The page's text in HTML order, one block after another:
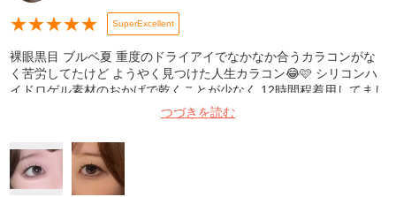
★★★★★ SuperExcellent
裸眼黒目 ブルベ夏 重度のドライアイでなかなか合うカラコンがな
く苦労してたけど ようやく見つけた人生カラコン😂🩷 シリコンハ
イドロゲル素材のおかげで乾くことが少なく 12時間程着用してまし
たが目薬も2回ぐらいで済むので アイメイクの崩れだとかも気にせ
ず過ごせてQOL上がりました🙏 軸固定が馴染むまでは30秒ほどゴ
ロゴロはするけど それ以降はズレることも全くないので可愛いと快
適の両立で 即追加購入しました🎶 派手すぎず地味すぎずでちょう
どいい発色で激盛れです🫶 1枚目:フラッシュあり自撮り 2枚目:フラ
ッシュなし他撮り
つづきを読む